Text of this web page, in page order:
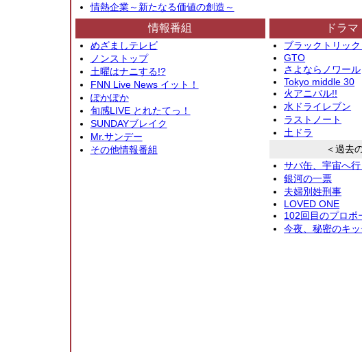
情熱企業～新たなる価値の創造～
情報番組
めざましテレビ
ノンストップ
土曜はナニする!?
FNN Live News イット！
ぽかぽか
旬感LIVE とれたてっ！
SUNDAYブレイク
Mr.サンデー
その他情報番組
ドラ
ブラックトリッ
GTO
さよならノワール
Tokyo middle 30
火アニバル!!
水ドライレブン
ラストノート
土ドラ
＜過去
サバ缶、宇宙へ行
銀河の一票
夫婦別姓刑事
LOVED ONE
102回目のプロポ
今夜、秘密のキ